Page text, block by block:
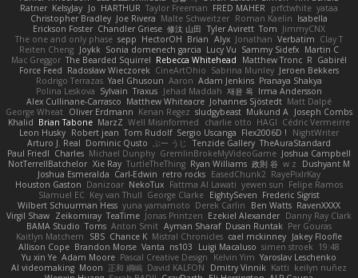
Ratner KelsyJay Jo HARTHUR Taylor Freeman FRED MAHER prfctwhite yataa
Christopher Bradley Joe Rivera Malte Schweitzer Roman Kaelin Isabella
Erickson Foster Chandler Griese 修汰 山田 Tyler Avirett Tom JimmyCNX
The one and only phase sepp HectorOH Brian Alyx Jonathan Verbatim Clay T
Reiten Cheng Joykk Sonia domenech garcia Lucy Vu Sammy Sidefx Martin C
Mac Greggor The Bearded Squirrel Rebecca Whitehead Matthew Tronc R Gabirél
Force Feed Radosław Wieczorek CineArtOhio Sabrina Munley Jeroen Bekkers
Rodrigo Terrazas Yael Ghusoun Aaron Adam Jenkins Pranaya Shakya
Polina Leskova Sylvain Traxus Jehad Maddah 재윤 옥 Irma Andersson
Alex Cullinane-Carrasco Matthew Whiteacre Johannes Sjöstedt Matt Dalpé
George Wheat Oliver Erdmann Kenan Regez sludgybeast Mukund A Joseph Combs
Khalid Brian Tabone MarzZ Well Misinformed charlie otto HAGI Cédric Vermeirre
Leon Husky Robert jean Tom Rudolf Sergio Uscanga Flex2006D !
NightWriter
Arturo J. Real Dominic Qusto ぶー うじ Tenzide Gallery TheAuraStandard
Paul Friedl Charles Michael Dunphy GremlinBrokeMyVideoGame Joshua Campbell
NotTerrellBatchelor Xie Ray TurtleTheThing Ryan Williams 政則 谷 w z
Dushyant M
Joshua Esmeralda Carl-Edwin retro rocks EasedChunk2 RayePixlrKay
Houston Gaston Danizoar NekoTux Fattma Al Lawati yewen sun Felipe Ramos
Slamuel EC Key van Thull George Clarke EightySeven Frederic Sigrist
Wilbert Schuurman Hess yuna yamamoto Derek Carlin Ben Watts RavenXXXX
Virgil Shaw Zeikomiray TeaTime Jonas Printzen Ezekiel Alexander Danny Ray Clark
BAMA Studio Toms Anton Smit Ayman Sharaf Dusan Runtak Per Gouras
Kaitlyn Matchem
SBS Chance K Mistral Chronicles cael mckinney Jakey Floofle
Allison Cope Brandon Morse Vanta ns103 Luigi Macaluso simen stroek 19:48
Yu xin Ye Adam Moore Pascal Creative Design Kelvin Yim Yaroslav Leschenko
AI videomaking Moon 正和 綱嶋 David KALFON Dmitry Vinnik Katti keilyn nuñez